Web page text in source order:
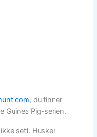
, du finner
Guinea Pig-serien.
sett. Husker